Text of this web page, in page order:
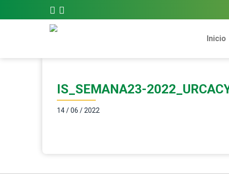
Inicio
IS_SEMANA23-
14 / 06 / 2022